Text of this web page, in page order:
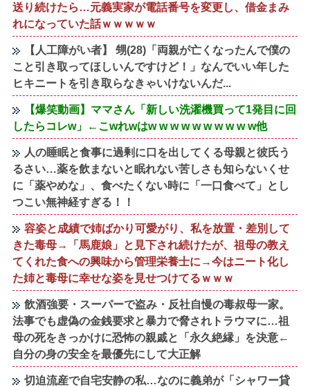
送り続けたら…元義実家が電話番号を変更し、借金まみ
れになっていた話ｗｗｗｗｗ
【人工障がい者】 甥(28)「両親が亡くなったんで僕の
こと引き取ってほしいんですけど！」なんでいい年した
ヒキニートを引き取らなきゃいけないんだ...
【爆笑動画】ママさん「新しい洗濯機買って1発目に回
したらコレw」←こwれwはw w w w w w w w w w他
人の睡眠と食事に過剰に口を出してくる母親と彼氏う
るさい…薬を飲まないと眠れない苦しさも知らないくせ
に「薬やめな」、食べたくない時に「一口食べて」とし
つこい無神経すぎる！！
容姿と成績で姉ばかり可愛がり、私を放置・差別して
きた毒母→「馬鹿娘」と見下され続けたが、祖母の教え
てくれた食への興味から管理栄養士に→今はニート化し
た姉と毒母に幸せな姿を見せつけてるｗｗｗ
飲酒強要・スーパーで盗み・反社自慢の毒叔母一家。
法事でも虚偽の金銭要求と暴力で脅されトラウマに…祖
母の死をきっかけに恐怖の親戚と「永久絶縁」を決意←
自分の身の安全を最優先にして大正解
切迫流産で自宅安静の私…なのに義弟が「シャワー貸